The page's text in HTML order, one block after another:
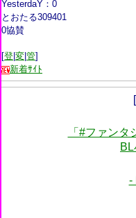
YesterdaY：0
とおたる309401
0協賛
[登 変 管]
新着ｻｲﾄ
[
「#ファン
-